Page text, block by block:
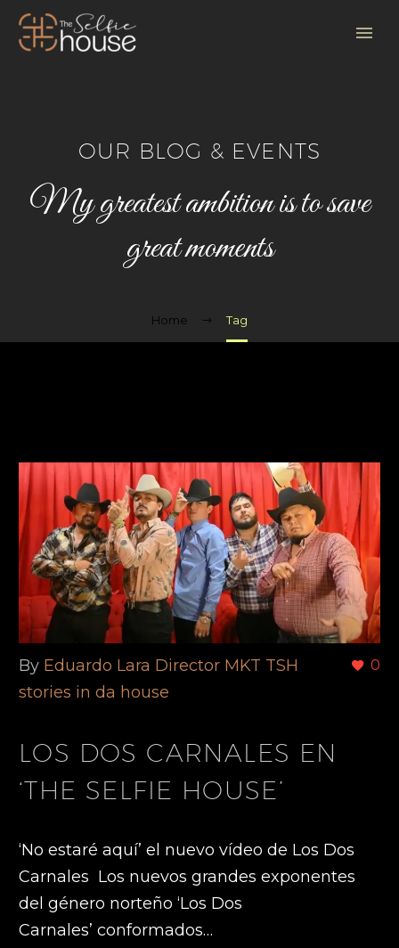
OUR BLOG & EVENTS
My greatest ambition is to save
great moments
Home Tag
0
By Eduardo Lara Director MKT TSH
stories in da house
LOS DOS CARNALES EN
‘THE SELFIE HOUSE’
‘No estaré aquí’ el nuevo vídeo de Los Dos
Carnales Los nuevos grandes exponentes
del género norteño ‘Los Dos
Carnales’ conformados…